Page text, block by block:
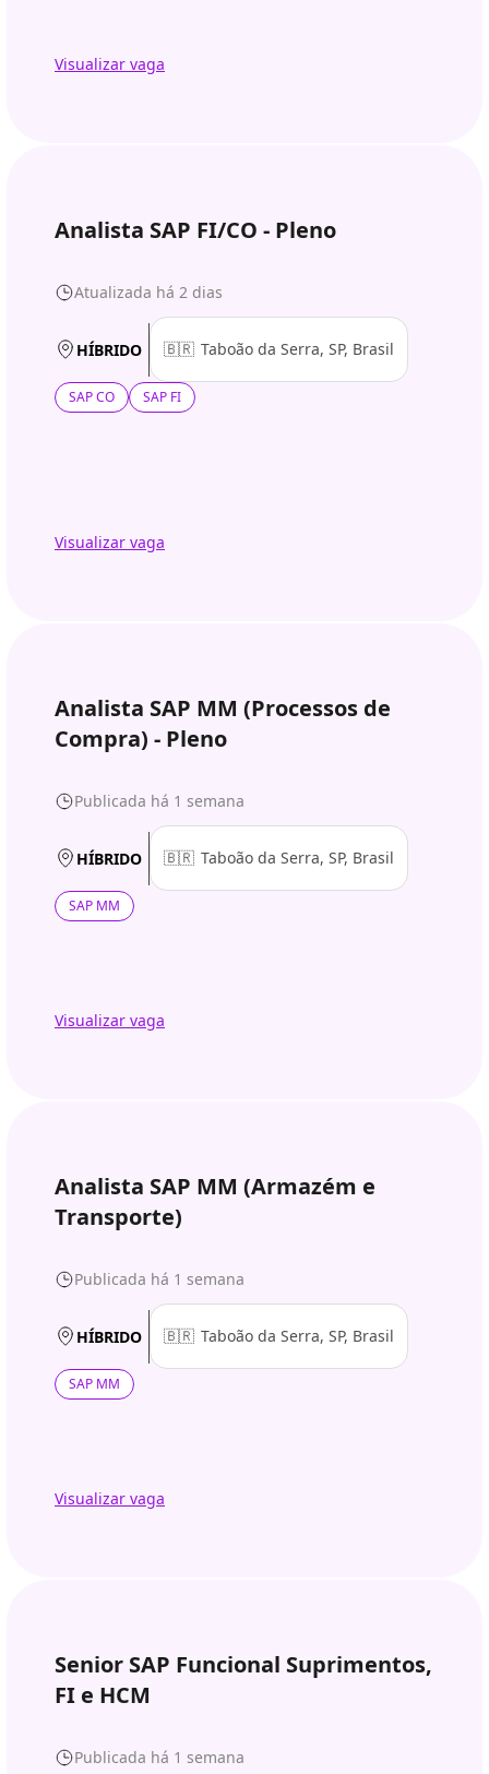
Visualizar vaga
Analista SAP FI/CO - Pleno
Atualizada há 2 dias
HÍBRIDO 🇧🇷 Taboão da Serra, SP, Brasil
SAP CO SAP FI
Visualizar vaga
Analista SAP MM (Processos de
Compra) - Pleno
Publicada há 1 semana
HÍBRIDO 🇧🇷 Taboão da Serra, SP, Brasil
SAP MM
Visualizar vaga
Analista SAP MM (Armazém e
Transporte)
Publicada há 1 semana
HÍBRIDO 🇧🇷 Taboão da Serra, SP, Brasil
SAP MM
Visualizar vaga
Senior SAP Funcional Suprimentos,
FI e HCM
Publicada há 1 semana